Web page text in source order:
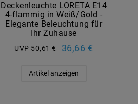
Deckenleuchte LORETA E14
4-flammig in Weiß/Gold -
Elegante Beleuchtung für
Ihr Zuhause
UVP 50,61 € 36,66 €
Artikel anzeigen